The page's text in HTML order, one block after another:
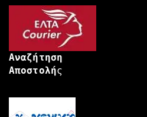
Αναζήτηση
Αποστολής